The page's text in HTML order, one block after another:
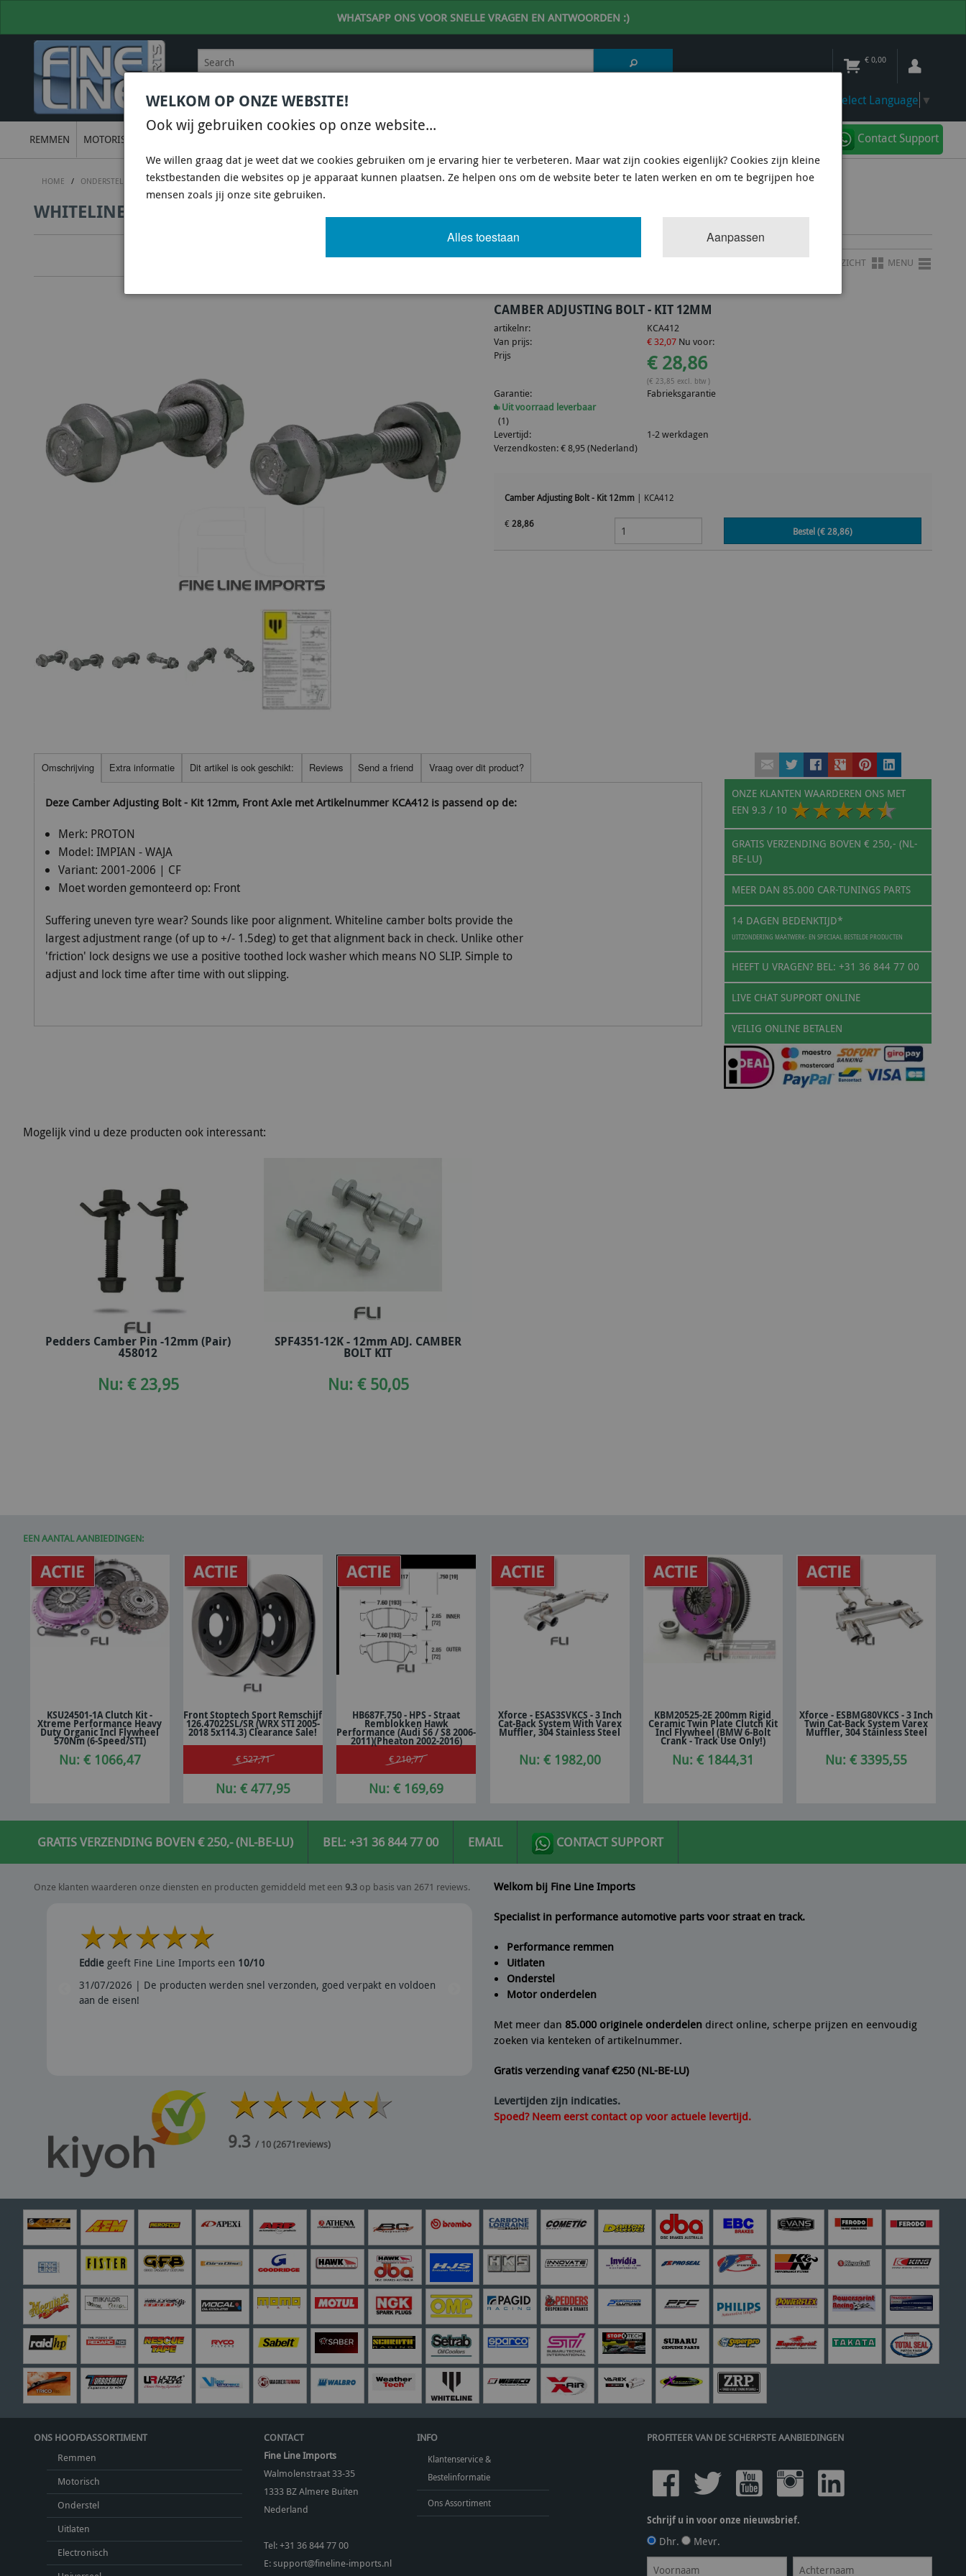
WHATSAPP ONS VOOR SNELLE VRAGEN EN ANTWOORDEN :)
€ 0,00
BEL +31 36 844 77 00VOOR DESKUNDIG ADVIES Select Language ▼
REMMEN MOTORISCH Contact Support
HOME / ONDERSTEL WHITELINE SUSPENSION & CHASSIS / WHITELINE KCA412 - CAMBER ADJUSTING BOLT - KIT 12MM
WHITELINE KCA412 - CAMBER ADJUSTING BOLT - KIT 12MM
Artikel725 van 3503 OVERZICHT MENU
CAMBER ADJUSTING BOLT - KIT 12MM
artikelnr:
KCA412
Van prijs:
€ 32,07 Nu voor:
Prijs
€ 28,86
(€ 23,85 excl. btw )
Garantie:
Fabrieksgarantie
Uit voorraad leverbaar
(1)
Levertijd:
1-2 werkdagen
Verzendkosten: € 8,95 (Nederland)
Camber Adjusting Bolt - Kit 12mm | KCA412
€ 28,86
Bestel (€28,86)
ONZE KLANTEN WAARDEREN ONS MET
EEN 9.3 / 10
GRATIS VERZENDING BOVEN € 250,- (NL-
BE-LU)
MEER DAN 85.000 CAR-TUNINGS PARTS
14 DAGEN BEDENKTIJD*
UITZONDERING MAATWERK- EN SPECIAAL BESTELDE PRODUCTEN
HEEFT U VRAGEN? BEL: +31 36 844 77 00
LIVE CHAT SUPPORT ONLINE
VEILIG ONLINE BETALEN
Omschrijving Extra informatie Dit artikel is ook geschikt: Reviews Send a friend Vraag over dit product?
Deze Camber Adjusting Bolt - Kit 12mm, Front Axle met Artikelnummer KCA412 is passend op de:
Merk: PROTON
Model: IMPIAN - WAJA
Variant: 2001-2006 | CF
Moet worden gemonteerd op: Front
Suffering uneven tyre wear? Sounds like poor alignment. Whiteline camber bolts provide the
largest adjustment range (of up to +/- 1.5deg) to get that alignment back in check. Unlike other
'friction' lock designs we use a positive toothed lock washer which means NO SLIP. Simple to
adjust and lock time after time with out slipping.
Mogelijk vind u deze producten ook interessant:
In winkelwagen
Pedders Camber Pin -12mm (Pair)
458012
Nu: € 23,95
In winkelwagen
SPF4351-12K - 12mm ADJ. CAMBER
BOLT KIT
Nu: € 50,05
EEN AANTAL AANBIEDINGEN:
In winkelwagen
KSU24501-1A Clutch Kit -
Xtreme Performance Heavy
Duty Organic Incl Flywheel
570Nm (6-Speed/STI)
Nu: € 1066,47
In winkelwagen
Front Stoptech Sport Remschijf
126.47022SL/SR (WRX STI 2005-
2018 5x114.3) Clearance Sale!
€ 527,71
Nu: € 477,95
In winkelwagen
HB687F.750 - HPS - Straat
Remblokken Hawk
Performance (Audi S6 / S8 2006-
2011)(Pheaton 2002-2016)
€ 210,77
Nu: € 169,69
In winkelwagen
Xforce - ESAS3SVKCS - 3 Inch
Cat-Back System With Varex
Muffler, 304 Stainless Steel
Nu: € 1982,00
In winkelwagen
KBM20525-2E 200mm Rigid
Ceramic Twin Plate Clutch Kit
Incl Flywheel (BMW 6-Bolt
Crank - Track Use Only!)
Nu: € 1844,31
In winkelwagen
Xforce - ESBMG80VKCS - 3 Inch
Twin Cat-Back System Varex
Muffler, 304 Stainless Steel
Nu: € 3395,55
GRATIS VERZENDING BOVEN € 250,- (NL-BE-LU) BEL: +31 36 844 77 00 EMAIL CONTACT SUPPORT
Onze klanten waarderen onze diensten en producten gemiddeld met een 9.3 op basis van 2671 reviews.
Eddiegeeft Fine Line Imports een 10/10
31/07/2026 | De producten werden snel verzonden, goed verpakt en voldoen
aan de eisen!
Petergeeft Fine Line Imports een
28/07/2026 | Snel verzonden en artikel helemaal volgens de beschrijving. Een
aanrader dus.
9.3/ 10(2671reviews)
Welkom bij Fine Line Imports
Specialist in performance automotive parts voor straat en track.
Performance remmen
Uitlaten
Onderstel
Motor onderdelen
Met meer dan 85.000 originele onderdelen direct online, scherpe prijzen en eenvoudig
zoeken via kenteken of artikelnummer.
Gratis verzending vanaf €250 (NL-BE-LU)
Levertijden zijn indicaties.
Spoed? Neem eerst contact op voor actuele levertijd.
ONS HOOFDASSORTIMENT
Remmen
Motorisch
Onderstel
Uitlaten
Electronisch
CONTACT
Fine Line Imports
Walmolenstraat 33-35
1333 BZAlmere Buiten
Nederland
Tel:+31 36 844 77 00
E:support@fineline-imports.nl
INFO
Klantenservice &
Bestelinformatie
Ons Assortiment
PROFITEER VAN DE SCHERPSTE AANBIEDINGEN
Schrijf u in voor onze nieuwsbrief.
Dhr. Mevr.
WELKOM OP ONZE WEBSITE!
Ook wij gebruiken cookies op onze website...
We willen graag dat je weet dat we cookies gebruiken om je ervaring hier te verbeteren. Maar wat zijn cookies eigenlijk? Cookies zijn kleine
tekstbestanden die websites op je apparaat kunnen plaatsen. Ze helpen ons om de website beter te laten werken en om te begrijpen hoe
mensen zoals jij onze site gebruiken.
Aanpassen
Alles toestaan